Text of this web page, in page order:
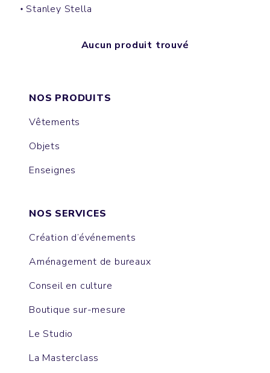
Stanley Stella
Aucun produit trouvé
NOS PRODUITS
Vêtements
Objets
Enseignes
NOS SERVICES
Création d’événements
Aménagement de bureaux
Conseil en culture
Boutique sur-mesure
Le Studio
La Masterclass